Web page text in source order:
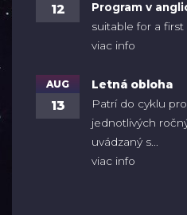
12
Program v
suitable for a first
viac info
AUG
13
Letná obloha
Patrí do cyklu
jednotlivých
uvádzaný s...
viac info